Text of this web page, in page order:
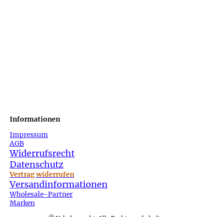
Informationen
Impressum
AGB
Widerrufsrecht
Datenschutz
Vertrag widerrufen
Versandinformationen
Wholesale-Partner
Marken